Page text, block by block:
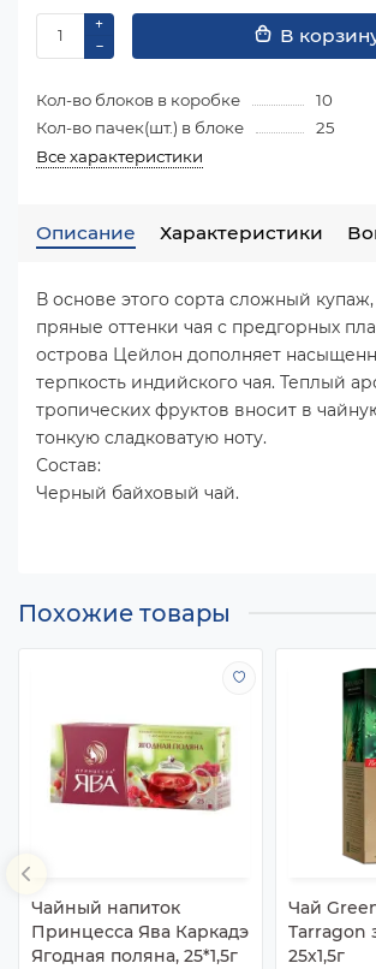
В
Кол-во блоков в коробке
10
Кол-во пачек(шт.) в блоке
25
Все характеристики
Описание Характеристики
В основе этого сорта сложный
пряные оттенки чая с предгорных
острова Цейлон дополняет
терпкость индийского чая. Теплый
тропических фруктов вносит в
тонкую сладковатую ноту.
Состав:
Черный байховый чай.
Похожие товары
Чайный напиток
Принцесса Ява Каркадэ
Ягодная поляна, 25*1,5г
Чай
Tarragon
25х1,5г